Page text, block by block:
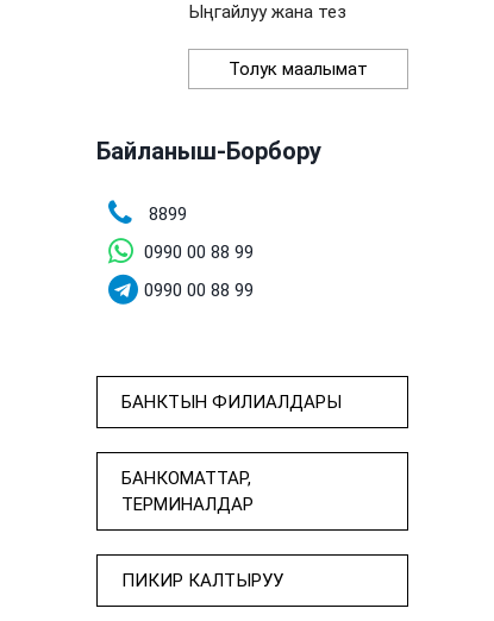
Ыңгайлуу жана тез
Толук маалымат
Байланыш-Борбору
8899
0990 00 88 99
0990 00 88 99
БАНКТЫН ФИЛИАЛДАРЫ
БАНКОМАТТАР,
ТЕРМИНАЛДАР
ПИКИР КАЛТЫРУУ